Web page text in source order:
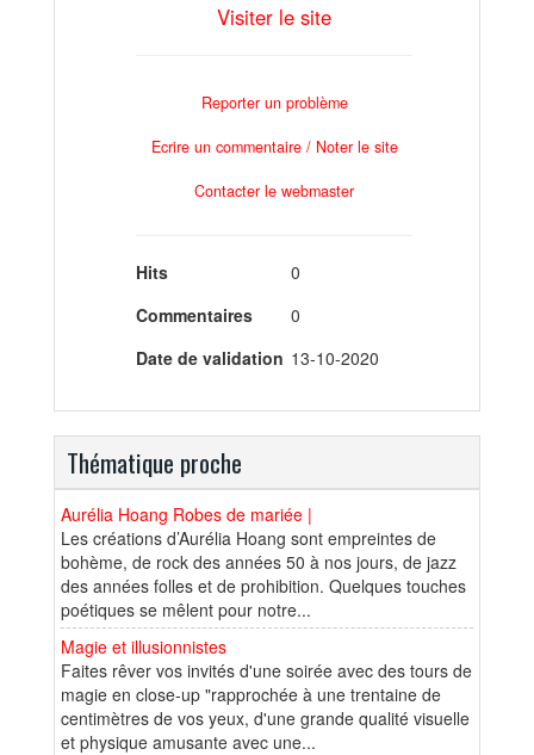
Visiter le site
Reporter un problème
Ecrire un commentaire / Noter le site
Contacter le webmaster
Hits
0
Commentaires
0
Date de validation 13-10-2020
Thématique proche
Aurélia Hoang Robes de mariée |
Les créations d’Aurélia Hoang sont empreintes de
bohème, de rock des années 50 à nos jours, de jazz
des années folles et de prohibition. Quelques touches
poétiques se mêlent pour notre...
Magie et illusionnistes
Faites rêver vos invités d'une soirée avec des tours de
magie en close-up "rapprochée à une trentaine de
centimètres de vos yeux, d'une grande qualité visuelle
et physique amusante avec une...